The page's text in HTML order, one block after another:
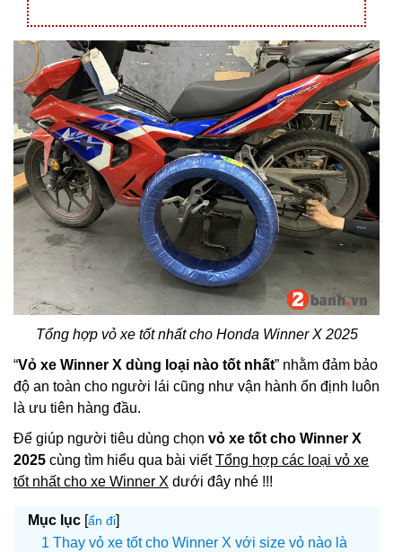
Tổng hợp vỏ xe tốt nhất cho Honda Winner X 2025
“Vỏ xe Winner X dùng loại nào tốt nhất” nhằm đảm bảo
độ an toàn cho người lái cũng như vận hành ổn định luôn
là ưu tiên hàng đầu.
Để giúp người tiêu dùng chọn vỏ xe tốt cho Winner X
2025 cùng tìm hiểu qua bài viếtTổng hợp các loại vỏ xe
tốt nhất cho xe Winner X dưới đây nhé !!!
Mục lục [ẩn đi]
Thay vỏ xe tốt cho Winner X với size vỏ nào là